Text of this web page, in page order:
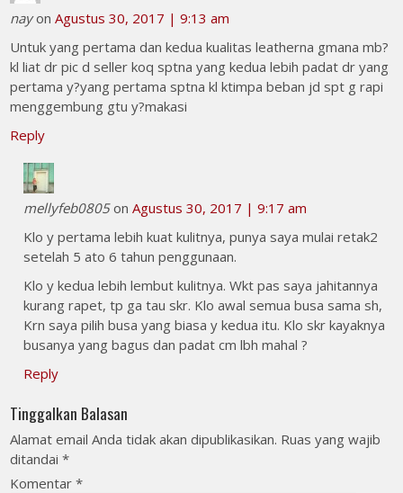
nayonAgustus 30, 2017 | 9:13 am
Untuk yang pertama dan kedua kualitas leatherna gmana mb?
kl liat dr pic d seller koq sptna yang kedua lebih padat dr yang
pertama y?yang pertama sptna kl ktimpa beban jd spt g rapi
menggembung gtu y?makasi
Reply
mellyfeb0805onAgustus 30, 2017 | 9:17 am
Klo y pertama lebih kuat kulitnya, punya saya mulai retak2
setelah 5 ato 6 tahun penggunaan.
Klo y kedua lebih lembut kulitnya. Wkt pas saya jahitannya
kurang rapet, tp ga tau skr. Klo awal semua busa sama sh,
Krn saya pilih busa yang biasa y kedua itu. Klo skr kayaknya
busanya yang bagus dan padat cm lbh mahal ?
Reply
Tinggalkan Balasan
Alamat email Anda tidak akan dipublikasikan. Ruas yang wajib
ditandai*
Komentar*